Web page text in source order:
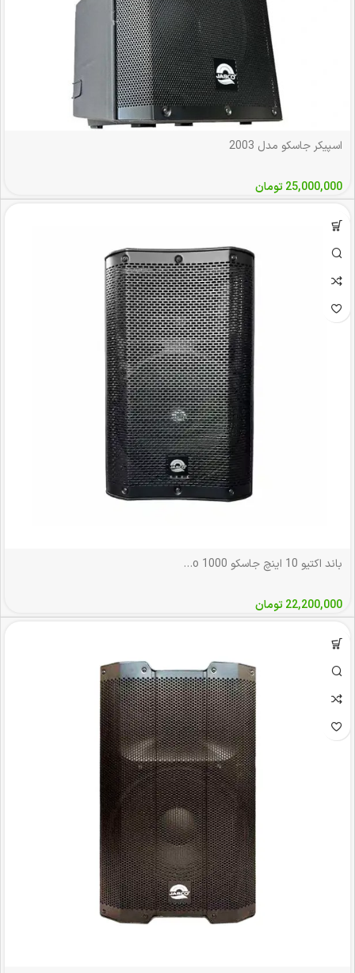
اسپیکر جاسکو مدل 2003
25,000,000تومان
باند اکتیو 10 اینچ جاسکو 1000 Jasco
22,200,000تومان